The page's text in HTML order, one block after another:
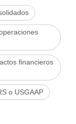
financieros
o USGAAP